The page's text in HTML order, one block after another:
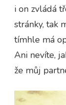
i on zvládá
stránky, tak
tímhle má
Ani nevíte,
že můj